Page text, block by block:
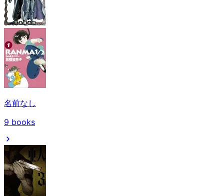
名前なし
9 books